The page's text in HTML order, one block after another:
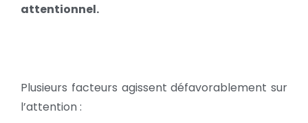
attentionnel.
Plusieurs facteurs agissent défavorablement sur
l’attention :